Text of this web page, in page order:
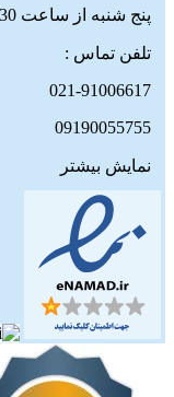
پنج شنبه از ساعت 9.30 تا 17
تلفن تماس :
021-91006617
09190055755
نمایش بیشتر